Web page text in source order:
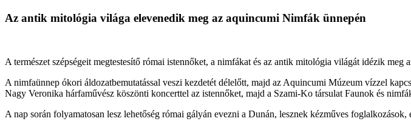
Az antik mitológia világa elevenedik meg az aquincumi Nimfák ünnepén
A természet szépségeit megtestesítő római istennőket, a nimfákat és az antik mitológia világát idézik
A nimfaünnep ókori áldozatbemutatással veszi kezdetét délelőtt, majd az Aquincumi Múzeum vízzel
Nagy Veronika hárfaművész köszönti koncerttel az istennőket, majd a Szami-Ko társulat Faunok és
A nap során folyamatosan lesz lehetőség római gályán evezni a Dunán, lesznek kézműves